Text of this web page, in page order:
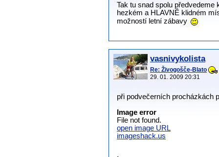
Tak tu snad spolu
hezkém a HLAVNĚ klidném
možností letní zábavy
vasnivykolista
Re: Živogošče-Blato
29. 01. 2009 20:31
při podvečerních procházkách
Image error
File not found.
open image URL
imageshack.us